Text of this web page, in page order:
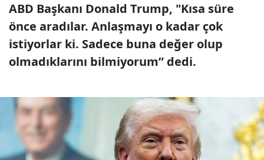
ABD Başkanı Donald Trump, "Kısa süre
önce aradılar. Anlaşmayı o kadar çok
istiyorlar ki. Sadece buna değer olup
olmadıklarını bilmiyorum” dedi.